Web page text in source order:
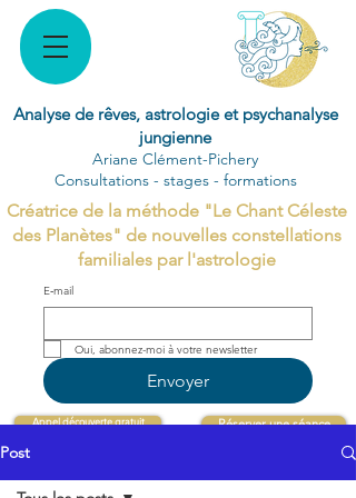
Analyse de rêves, astrologie et psychanalyse
jungienne
Ariane Clément-Pichery
Consultations - stages - formations
Créatrice de la méthode "Le Chant Céleste
des Planètes" de nouvelles constellations
familiales par l'astrologie
E‑mail
Envoyer
Appel découverte gratuit Réserver une séance
Post